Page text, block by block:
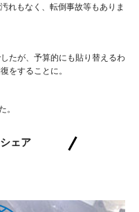
れもなく、転倒事故等もありま
たが、予算的にも貼り替えるわ
をすることに。
。
ェア